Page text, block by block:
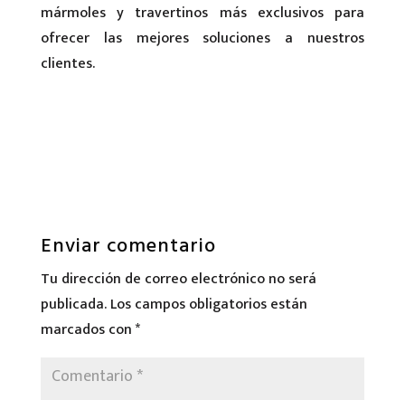
mármoles y travertinos más exclusivos para
ofrecer las mejores soluciones a nuestros
clientes.
Enviar comentario
Tu dirección de correo electrónico no será
publicada.Los campos obligatorios están
marcados con*